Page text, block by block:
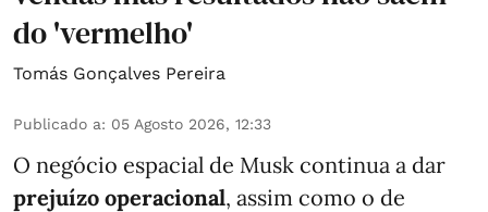
do 'vermelho'
Tomás Gonçalves Pereira
Publicado a: 05 Agosto 2026, 12:33
O negócio espacial de Musk continua a dar
prejuízo operacional, assim como o de